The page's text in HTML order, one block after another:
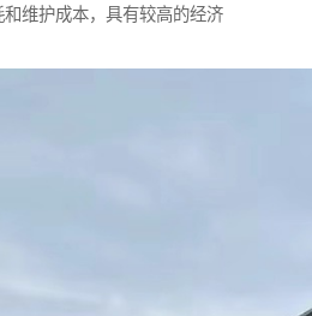
维护成本，具有较高的经济